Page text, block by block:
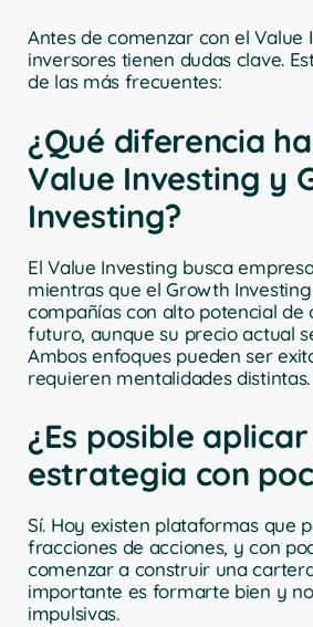
Antes de comenzar con el Value
inversores tienen dudas clave.
de las más frecuentes:
¿Qué diferencia
Value Investing y
Investing?
El Value Investing busca
mientras que el Growth
compañías con alto potencial de
futuro, aunque su precio actual
Ambos enfoques pueden ser
requieren mentalidades distintas.
¿Es posible
estrategia con
Sí. Hoy existen plataformas que
fracciones de acciones, y con
comenzar a construir una
importante es formarte bien y
impulsivas.